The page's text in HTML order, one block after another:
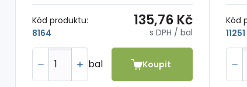
Kód produktu:
8164
135,76 Kč
s DPH / bal
bal Koupit
Kód
11251